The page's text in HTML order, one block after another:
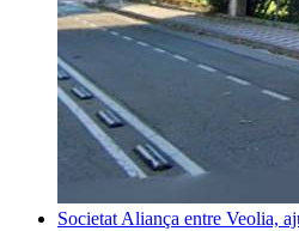
Societat Aliança entre Veolia,